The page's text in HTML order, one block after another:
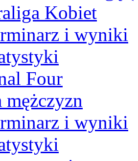
Kobiet
i wyniki
Four
i wyniki